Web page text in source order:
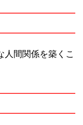
人間関係を築くこ